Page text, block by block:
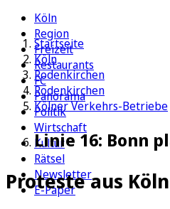
Köln
Region
Freizeit
Restaurants
FC
Panorama
Politik
Wirtschaft
Kultur
Rätsel
Newsletter
E-Paper
Startseite
Köln
Rodenkirchen
Rodenkirchen
Kölner Verkehrs-Betriebe
Linie 16: Bonn
Proteste aus Köln